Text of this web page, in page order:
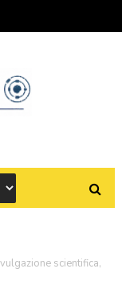
scientifica,